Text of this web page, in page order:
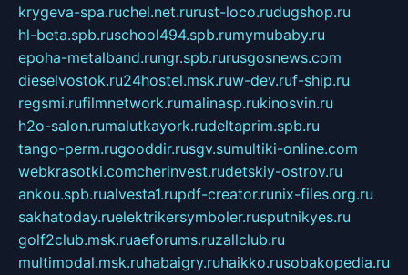
krygeva-spa.ruchel.net.rurust-loco.rudugshop.ru
hl-beta.spb.ruschool494.spb.rumymubaby.ru
epoha-metalband.rungr.spb.rurusgosnews.com
dieselvostok.ru24hostel.msk.ruw-dev.ruf-ship.ru
regsmi.rufilmnetwork.rumalinasp.rukinosvin.ru
h2o-salon.rumalutkayork.rudeltaprim.spb.ru
tango-perm.rugooddir.rusgv.sumultiki-online.com
webkrasotki.comcherinvest.rudetskiy-ostrov.ru
ankou.spb.rualvesta1.rupdf-creator.runix-files.org.ru
sakhatoday.ruelektrikersymboler.rusputnikyes.ru
golf2club.msk.ruaeforums.ruzallclub.ru
multimodal.msk.ruhabaigry.ruhaikko.rusobakopedia.ru